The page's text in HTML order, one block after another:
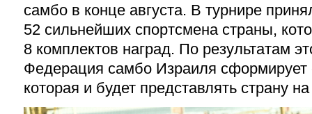
самбо в конце августа. В турнире
52 сильнейших спортсмена страны,
8 комплектов наград. По результатам
Федерация самбо Израиля сформирует
которая и будет представлять страну